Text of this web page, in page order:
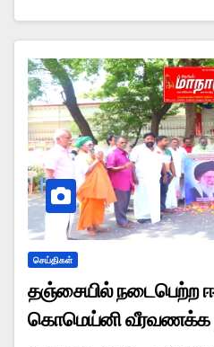
செய்திகள்
தஞ்சையில் நடைபெற்ற
கொமெய்னி வீரவணக்க